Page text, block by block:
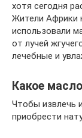
хотя сегодня
Жители Африки
использовали
от лучей
лечебные и
Какое
Чтобы извлечь
приобрести